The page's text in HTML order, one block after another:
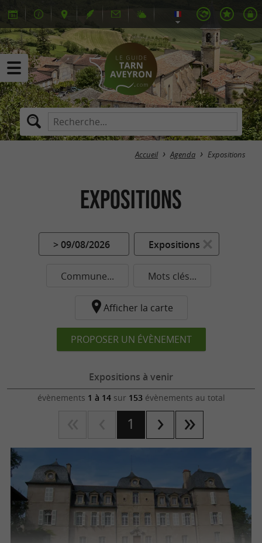
Accueil Agenda Expositions
Expositions
> 09/08/2026 Expositions
Commune... Mots clés...
Afficher la carte
PROPOSER UN ÉVÈNEMENT
Expositions à venir
évènements 1 à 14sur 153évènements au total
1